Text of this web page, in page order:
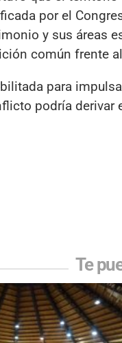
por el
y sus áreas
común frente
para
podría derivar
Te